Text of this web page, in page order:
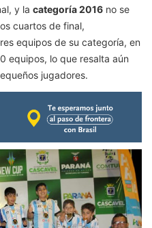
y la categoría 2016 no se
cuartos de final,
equipos de su categoría, en
equipos, lo que resalta aún
jugadores.